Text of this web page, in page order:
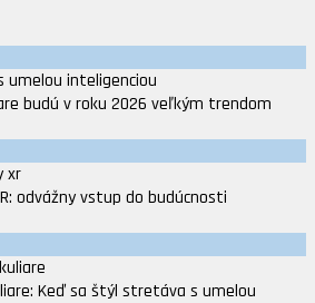
budú v roku 2026 veľkým trendom
odvážny vstup do budúcnosti
Keď sa štýl stretáva s umelou